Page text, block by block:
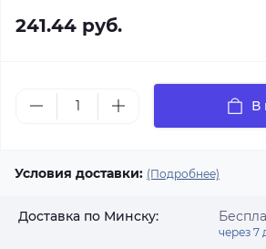
241.44 руб.
В
Условия доставки: (Подробнее)
Доставка по Минску:
через 7